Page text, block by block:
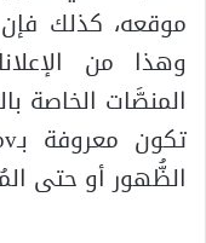
موقعه، كذلك فإن
وهذا من
المنصَّات الخاصة
الظُّهور أو حتى